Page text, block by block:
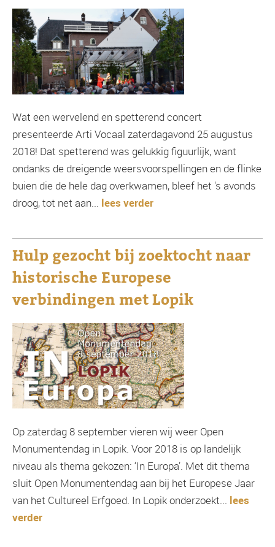
Wat een wervelend en spetterend concert
presenteerde Arti Vocaal zaterdagavond 25 augustus
2018! Dat spetterend was gelukkig figuurlijk, want
ondanks de dreigende weersvoorspellingen en de flinke
buien die de hele dag overkwamen, bleef het 's avonds
droog, tot net aan... lees verder
Hulp gezocht bij zoektocht naar
historische Europese
verbindingen met Lopik
Op zaterdag 8 september vieren wij weer Open
Monumentendag in Lopik. Voor 2018 is op landelijk
niveau als thema gekozen: ‘In Europa’. Met dit thema
sluit Open Monumentendag aan bij het Europese Jaar
van het Cultureel Erfgoed. In Lopik onderzoekt... lees
verder